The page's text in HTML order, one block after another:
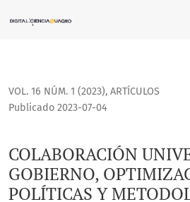
COLABORACIÓN UNIVERSIDAD-
VOL. 16 NÚM. 1 (2023), ARTÍCULOS
COLABORACIÓN
GOBIERNO,
POLÍTICAS Y
Publicado 2023-07-04